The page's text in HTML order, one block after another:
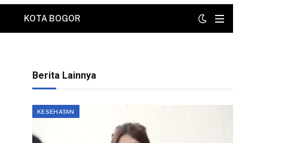
KOTA BOGOR
Berita Lainnya
KESEHATAN